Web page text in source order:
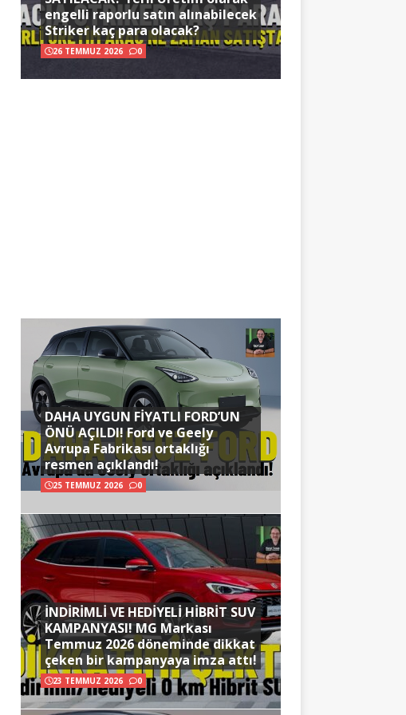
engelli raporlu satın alınabilecek
Striker kaç para olacak?
26 TEMMUZ 2026 0
DAHA UYGUN FİYATLI FORD’UN
ÖNÜ AÇILDI! Ford ve Geely
Avrupa Fabrikası ortaklığı
resmen açıklandı!
25 TEMMUZ 2026 0
İNDİRİMLİ VE HEDİYELİ HİBRİT SUV
KAMPANYASI! MG Markası
Temmuz 2026 döneminde dikkat
çeken bir kampanyaya imza attı!
23 TEMMUZ 2026 0